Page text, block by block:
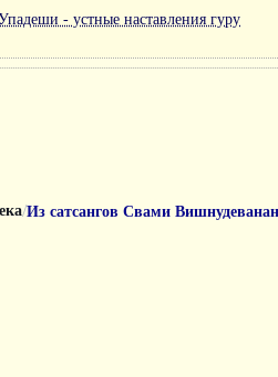
- устные наставления гуру
/Из сатсангов Свами